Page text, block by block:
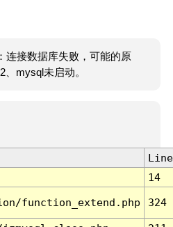
连接数据库失败，可能的原
mysql未启动。
Line
14
function_extend.php 324